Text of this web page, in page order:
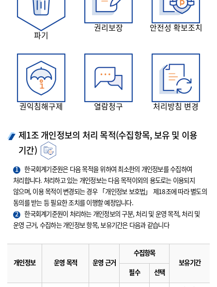
파기
권리보장 안전성 확보조치
권익침해구제 열람청구 처리방침 변경
제1조 개인정보의 처리 목적(수집항목, 보유 및 이용
기간)
1
한국회계기준원은 다음 목적을 위하여 최소한의 개인정보를 수집하여
처리합니다. 처리하고 있는 개인정보는 다음 목적이외의 용도로는 이용되지
않으며, 이용 목적이 변경되는 경우 「개인정보 보호법」 제18조에 따라 별도의
동의를 받는 등 필요한 조치를 이행할 예정입니다.
2
한국회계기준원이 처리하는 개인정보의 구분, 처리 및 운영 목적, 처리 및
운영 근거, 수집하는 개인정보 항목, 보유기간은 다음과 같습니다
개인정보 운영 목적 운영 근거
수집항목
보유기간
필수
선택